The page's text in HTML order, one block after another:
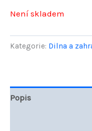
Není skladem
Kategorie: Dilna a
Popis